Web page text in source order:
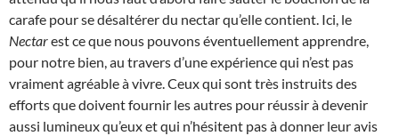
carafe pour se désaltérer du nectar qu’elle contient. Ici, le
Nectarest ce que nous pouvons éventuellement apprendre,
pour notre bien, au travers d’une expérience qui n’est pas
vraiment agréable à vivre. Ceux qui sont très instruits des
efforts que doivent fournir les autres pour réussir à devenir
aussi lumineux qu’eux et qui n’hésitent pas à donner leur avis